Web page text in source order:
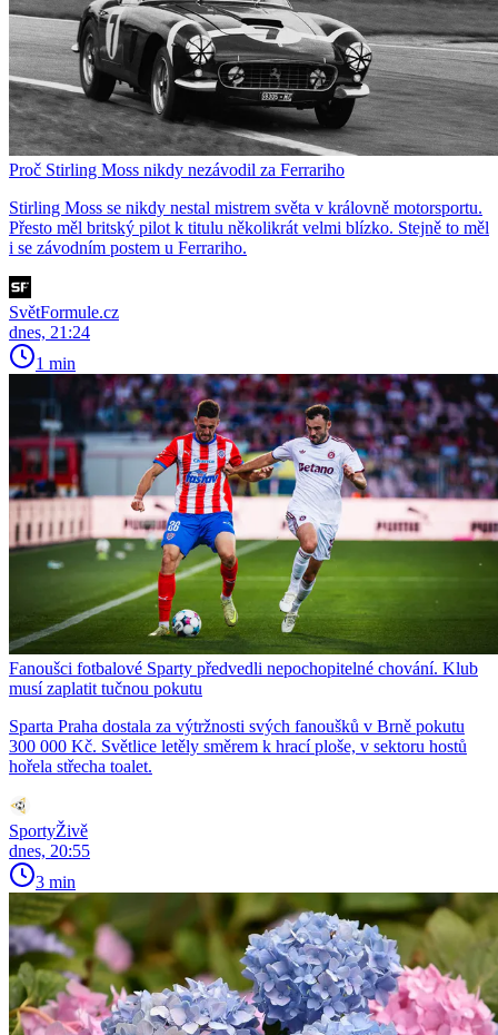
Proč Stirling Moss nikdy nezávodil za Ferrariho
Stirling Moss se nikdy nestal mistrem světa v královně motorsportu.
Přesto měl britský pilot k titulu několikrát velmi blízko. Stejně to měl
i se závodním postem u Ferrariho.
SvětFormule.cz
dnes, 21:24
1 min
Fanoušci fotbalové Sparty předvedli nepochopitelné chování. Klub
musí zaplatit tučnou pokutu
Sparta Praha dostala za výtržnosti svých fanoušků v Brně pokutu
300 000 Kč. Světlice letěly směrem k hrací ploše, v sektoru hostů
hořela střecha toalet.
SportyŽivě
dnes, 20:55
3 min